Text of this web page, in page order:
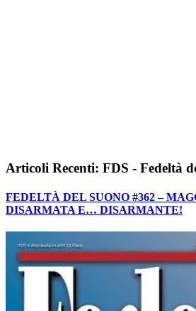
Articoli Recenti: FDS - Fedeltà
FEDELTÀ DEL SUONO #362 –
DISARMATA E… DISARMANTE!